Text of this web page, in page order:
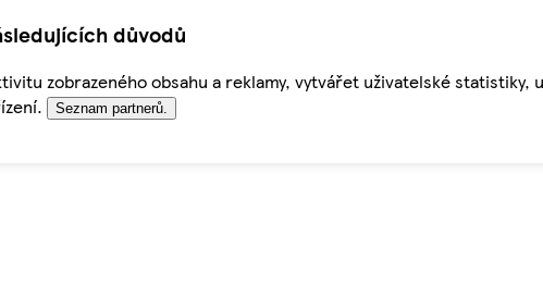
důvodů
zobrazeného obsahu a reklamy, vytvářet uživatelské
Seznam partnerů.